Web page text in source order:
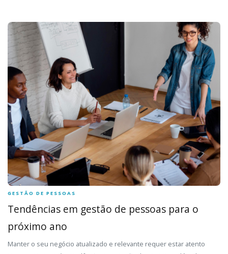
GESTÃO DE PESSOAS
Tendências em gestão de pessoas para o
próximo ano
Manter o seu negócio atualizado e relevante requer estar atento